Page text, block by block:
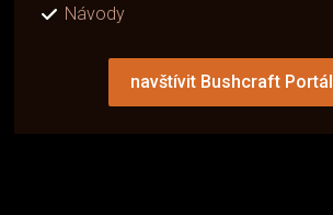
Návody
navštívit Bushcraft Portál